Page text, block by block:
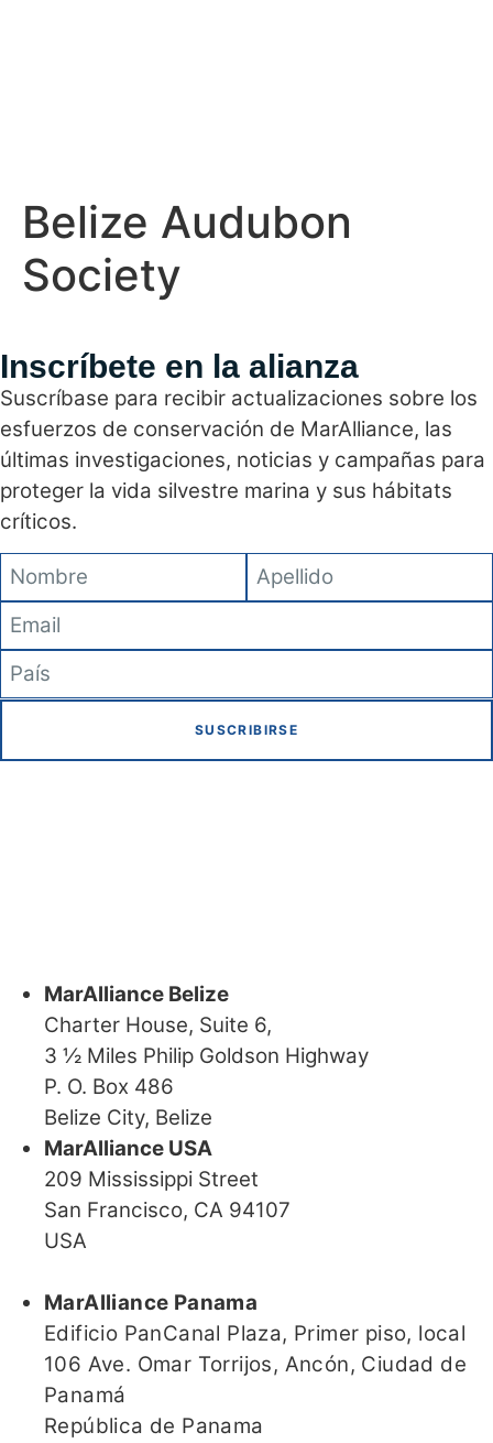
Belize Audubon
Society
Inscríbete en la alianza
Suscríbase para recibir actualizaciones sobre los
esfuerzos de conservación de MarAlliance, las
últimas investigaciones, noticias y campañas para
proteger la vida silvestre marina y sus hábitats
críticos.
SUSCRIBIRSE
MarAlliance Belize
Charter House, Suite 6,
3 ½ Miles Philip Goldson Highway
P. O. Box 486
Belize City, Belize
MarAlliance USA
209 Mississippi Street
San Francisco, CA 94107
USA
MarAlliance Panama
Edificio PanCanal Plaza, Primer piso, local
106 Ave. Omar Torrijos, Ancón, Ciudad de
Panamá
República de Panama